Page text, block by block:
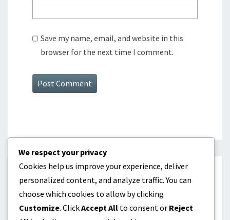
Save my name, email, and website in this
browser for the next time I comment.
КАТЕГОРИИ
Биографии на играчите
We respect your privacy
Cookies help us improve your experience, deliver
personalized content, and analyze traffic. You can
choose which cookies to allow by clicking
Customize. ClickAccept All to consent or Reject